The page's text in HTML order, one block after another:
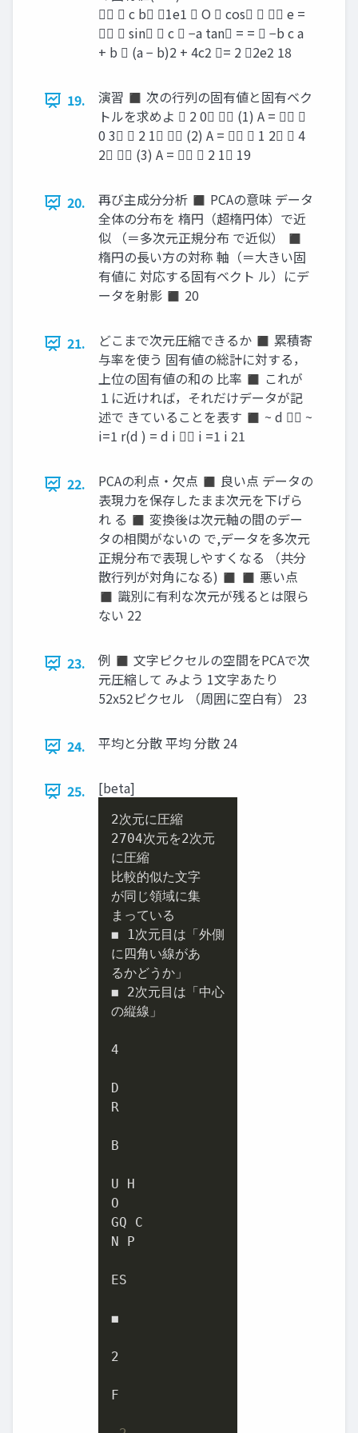
  c b 1e1  O  cos   e =
  sin  c  −a tan = =  −b c a
+ b  (a − b)2 + 4c2 = 2 2e2 18
19.
演習 ◼ 次の行列の固有値と固有ベク
トルを求めよ  2 0  (1) A =  
0 3  2 1  (2) A =   1 2  4
2  (3) A =   2 1 19
20.
再び主成分分析 ◼ PCAの意味 データ
全体の分布を 楕円（超楕円体）で近
似 （＝多次元正規分布 で近似） ◼
楕円の長い方の対称 軸（＝大きい固
有値に 対応する固有ベクト ル）にデ
ータを射影 ◼ 20
21.
どこまで次元圧縮できるか ◼ 累積寄
与率を使う 固有値の総計に対する，
上位の固有値の和の 比率 ◼ これが
１に近ければ，それだけデータが記
述で きていることを表す ◼ ~ d  ~
i=1 r(d ) = d i  i =1 i 21
22.
PCAの利点・欠点 ◼ 良い点 データの
表現力を保存したまま次元を下げら
れ る ◼ 変換後は次元軸の間のデー
タの相関がないの で,データを多次元
正規分布で表現しやすくなる （共分
散行列が対角になる) ◼ ◼ 悪い点
◼ 識別に有利な次元が残るとは限ら
ない 22
23.
例 ◼ 文字ピクセルの空間をPCAで次
元圧縮して みよう 1文字あたり
52x52ピクセル （周囲に空白有） 23
24. 平均と分散 平均 分散 24
25. [beta]
2次元に圧縮
2704次元を2次元
に圧縮
比較的似た文字
が同じ領域に集
まっている
◼ 1次元目は「外側
に四角い線があ
るかどうか」
◼ 2次元目は「中心
の縦線」
4
D
R
B
U H
O
GQ C
N P
ES
◼
2
F